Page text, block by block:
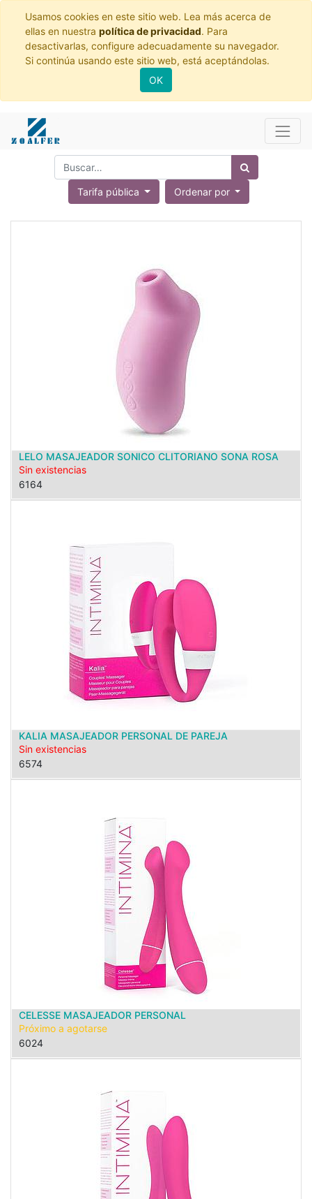
Usamos cookies en este sitio web. Lea más acerca de
ellas en nuestra política de privacidad. Para
desactivarlas, configure adecuadamente su navegador.
Si continúa usando este sitio web, está aceptándolas.
OK
Tarifa pública Ordenar por
LELO MASAJEADOR SONICO CLITORIANO SONA ROSA
Sin existencias
6164
KALIA MASAJEADOR PERSONAL DE PAREJA
Sin existencias
6574
CELESSE MASAJEADOR PERSONAL
Próximo a agotarse
6024